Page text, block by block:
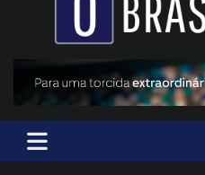
Um diário de notícias